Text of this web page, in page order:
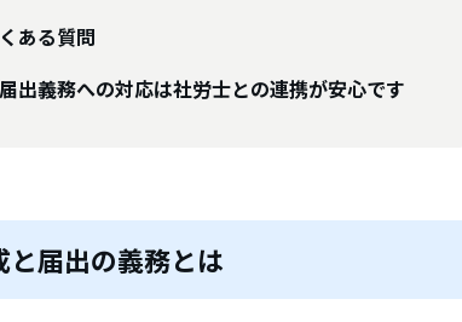
ある質問
出義務への対応は社労士との連携が安心です
届出の義務とは